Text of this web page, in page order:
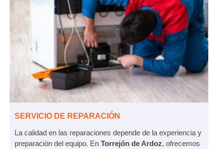
SERVICIO DE REPARACIÓN
La calidad en las reparaciones depende de la experiencia y
preparación del equipo. En Torrejón de Ardoz, ofrecemos